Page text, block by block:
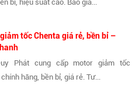
bỉ, hiệu suất cao. Báo giá...
tốc Chenta giá rẻ, bền bỉ –
Phát cung cấp motor giảm tốc
hãng, bền bỉ, giá rẻ. Tư...